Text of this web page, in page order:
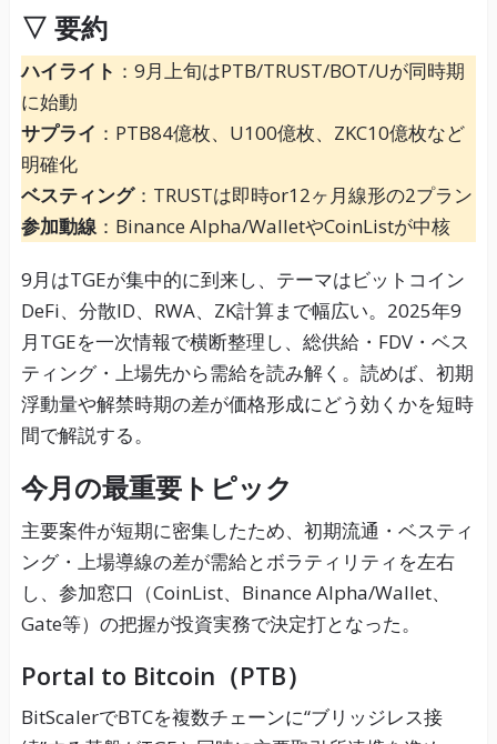
▽ 要約
ハイライト ：9月上旬はPTB/TRUST/BOT/Uが同時期
に始動
サプライ ：PTB84億枚、U100億枚、ZKC10億枚など
明確化
ベスティング：TRUSTは即時or12ヶ月線形の2プラン
参加動線：Binance Alpha/WalletやCoinListが中核
9月はTGEが集中的に到来し、テーマはビットコイン
DeFi、分散ID、RWA、ZK計算まで幅広い。2025年9
月TGEを一次情報で横断整理し、総供給・FDV・ベス
ティング・上場先から需給を読み解く。読めば、初期
浮動量や解禁時期の差が価格形成にどう効くかを短時
間で解説する。
今月の最重要トピック
主要案件が短期に密集したため、初期流通・ベスティ
ング・上場導線の差が需給とボラティリティを左右
し、参加窓口（CoinList、Binance Alpha/Wallet、
Gate等）の把握が投資実務で決定打となった。
Portal to Bitcoin（PTB）
BitScalerでBTCを複数チェーンに“ブリッジレス接